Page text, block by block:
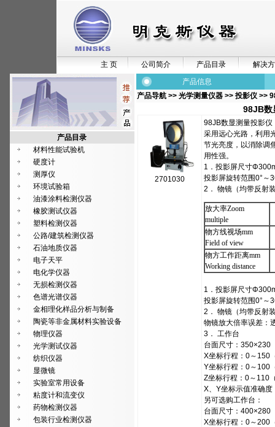
主 页 公司简介 产品目录 解决
产品目录
材料性能试验机
硬度计
测厚仪
环境试验箱
油漆涂料检测仪器
橡胶测试仪器
塑料检测仪器
公路/建筑检测仪器
石油地质仪器
电子天平
电化学仪器
无损检测仪器
色谱光谱仪器
金相理化样品分析与制备
陶瓷等非金属材料实验设备
物理仪器
光学测试仪器
纺织仪器
显微镜
实验室常用设备
粘度计和流变仪
药物检测仪器
包装行业检测仪器
产品信息
产品导航 >> 光学测量仪器>>投影仪 >>
98JB数
2701030
98JB数显测量投影仪
采用远心光路，利用
节光亮度，以消除调
用性强。
1．投影屏尺寸
投影屏旋转范围0°～
2． 物镜（均带反射
放大率Zoom
multiple
物方线视场mm
Field of view
物方工作距离mm
Working distance
1．投影屏尺寸
投影屏旋转范围0°～
2． 物镜（均带反射
物镜放大倍率误差：
3． 工作台
台面尺寸：350×230
X坐标行程：0～150
Y坐标行程：0～100
Z坐标行程：0～110
X、Y坐标示值准确
另可选购工作台：
台面尺寸：400×280
X坐标行程：0～200